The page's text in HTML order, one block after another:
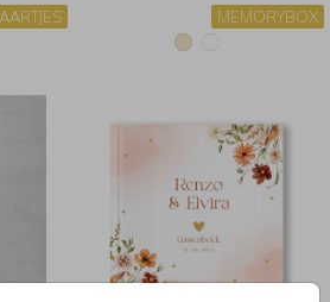
MEMORYBOX